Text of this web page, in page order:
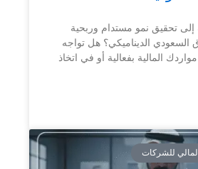
تحقيق نمو مستدام وربحية
السعودي الديناميكي؟ هل تواجه
المالية بفعالية أو في اتخاذ
للشركات